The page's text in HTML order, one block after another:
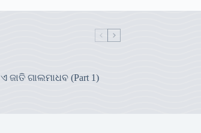
ଏ ଜାତି ଗାଲମାଧବ (Part 1)